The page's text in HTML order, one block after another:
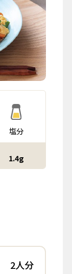
塩分
1.4g
2人分